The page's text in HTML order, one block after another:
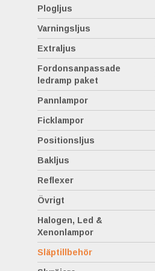
Plogljus
Varningsljus
Extraljus
Fordonsanpassade
ledramp paket
Pannlampor
Ficklampor
Positionsljus
Bakljus
Reflexer
Övrigt
Halogen, Led &
Xenonlampor
Släptillbehör